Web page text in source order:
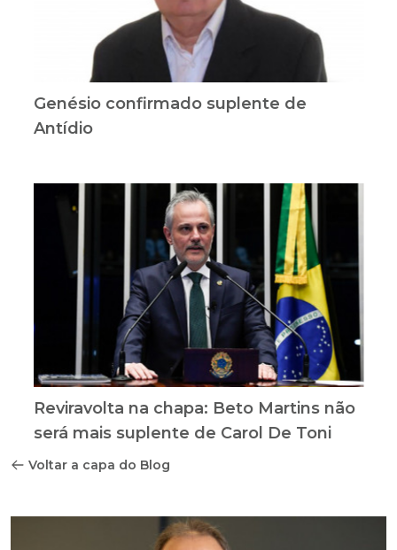
Genésio confirmado suplente de
Antídio
Reviravolta na chapa: Beto Martins não
será mais suplente de Carol De Toni
Voltar a capa do Blog